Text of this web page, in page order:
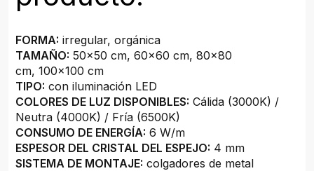
FORMA: irregular, orgánica
TAMAÑO: 50x50 cm, 60x60 cm, 80x80
cm, 100x100 cm
TIPO: con iluminación LED
COLORES DE LUZ DISPONIBLES: Cálida (3000K) /
Neutra (4000K) / Fría (6500K)
CONSUMO DE ENERGÍA: 6 W/m
ESPESOR DEL CRISTAL DEL ESPEJO: 4 mm
SISTEMA DE MONTAJE: colgadores de metal